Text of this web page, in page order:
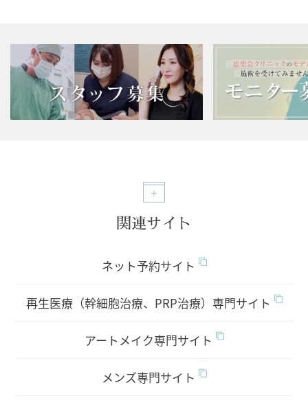
関連サイト
ネット予約サイト
再生医療（幹細胞治療、PRP治療）専門サイト
アートメイク専門サイト
メンズ専門サイト